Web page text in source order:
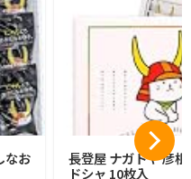
なお
長登屋 ナガトヤ 彦
ドシャ 10枚入